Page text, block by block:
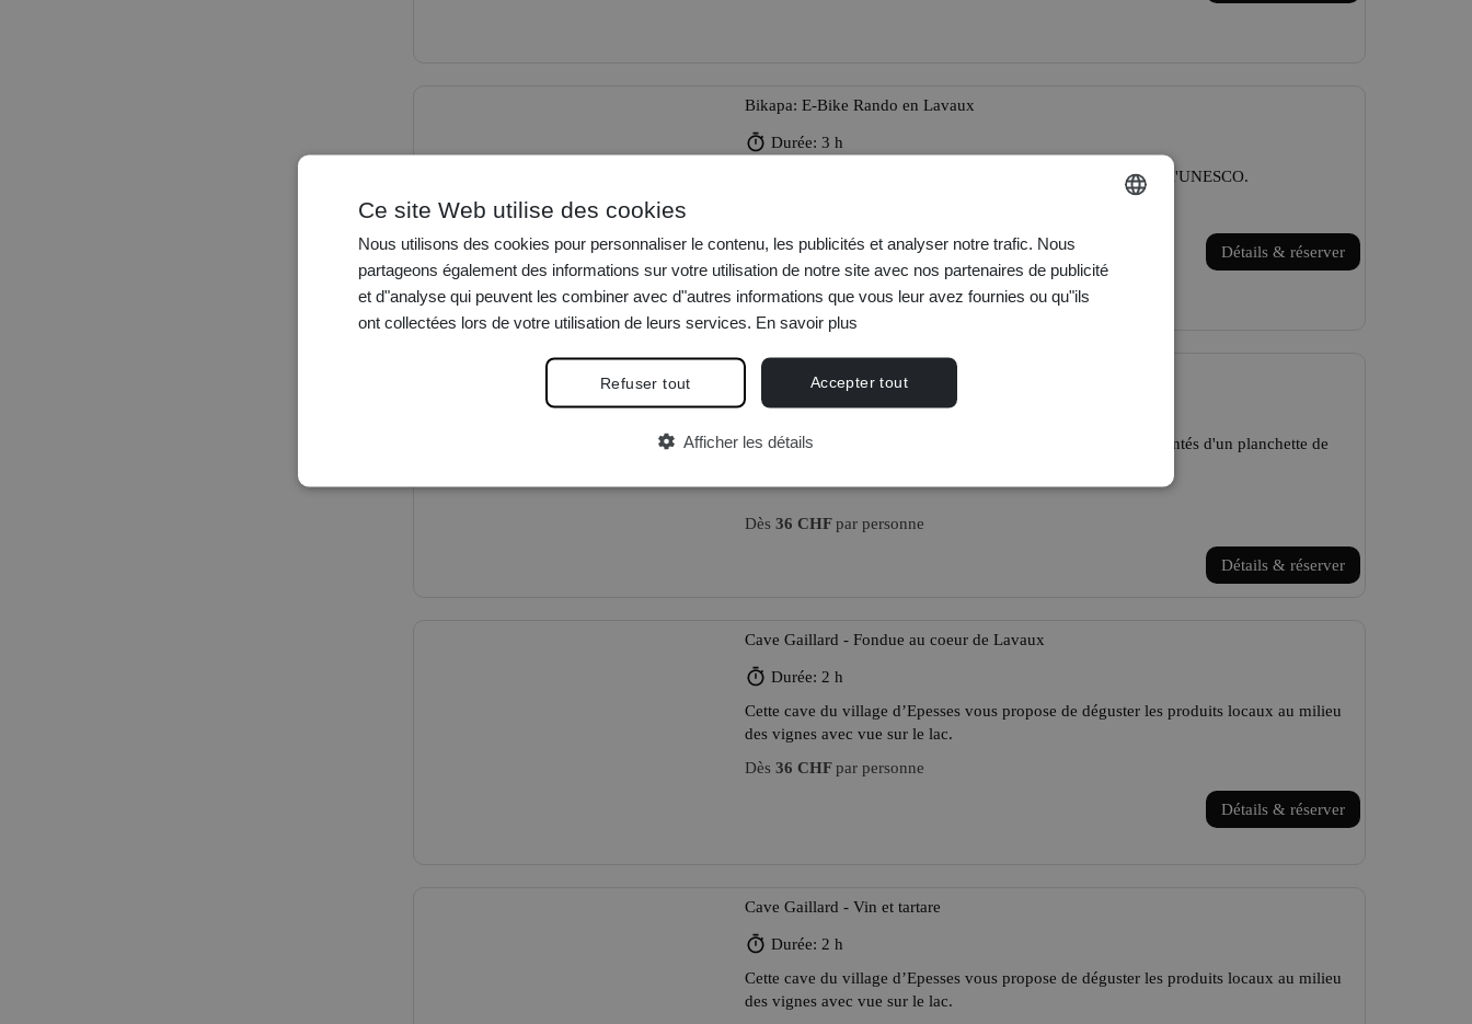
Bikapa: E-Bike Rando en Lavaux
Durée: 3 h
Une balade toute en souplesse au coeur d'un paysage classé à l'UNESCO.
Détails & réserver
Durée: 2 h
Déguster quelques-uns des meilleurs crus du Domaine agrémentés d'un planchette de
Dès 36 CHF par personne
Détails & réserver
Cave Gaillard - Fondue au coeur de Lavaux
Durée: 2 h
Cette cave du village d’Epesses vous propose de déguster les produits locaux au milieu
des vignes avec vue sur le lac.
Dès 36 CHF par personne
Détails & réserver
Cave Gaillard - Vin et tartare
Durée: 2 h
Cette cave du village d’Epesses vous propose de déguster les produits locaux au milieu
des vignes avec vue sur le lac.
ENGLISH
FRANÇAIS
Ce site Web utilise des cookies
Nous utilisons des cookies pour personnaliser le contenu, les publicités et analyser notre trafic. Nous
partageons également des informations sur votre utilisation de notre site avec nos partenaires de publicité
et d"analyse qui peuvent les combiner avec d"autres informations que vous leur avez fournies ou qu"ils
ont collectées lors de votre utilisation de leurs services. En savoir plus
Accepter tout
Refuser tout
Afficher les détails